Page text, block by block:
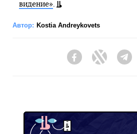
видение».
Автор: Kostia Andreykovets
FacebookTwitter